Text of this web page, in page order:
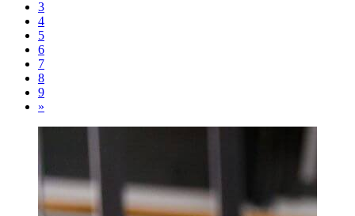
3
4
5
6
7
8
9
»